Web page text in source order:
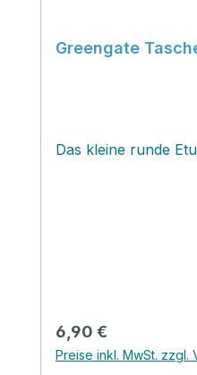
Greengate
Das kleine runde
Regulärer Preis:
6,90 €
Preise inkl. MwSt. zzgl.